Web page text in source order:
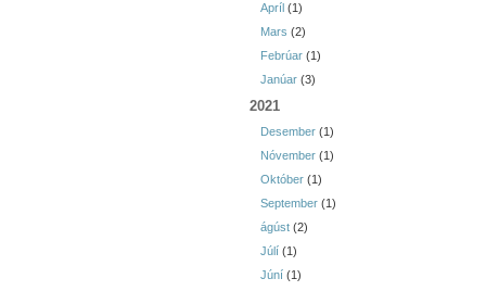
Apríl (1)
Mars (2)
Febrúar (1)
Janúar (3)
2021
Desember (1)
Nóvember (1)
Október (1)
September (1)
ágúst (2)
Júlí (1)
Júní (1)